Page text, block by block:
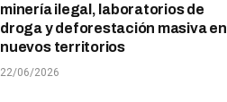
minería ilegal, laboratorios de
droga y deforestación masiva en
nuevos territorios
22/06/2026